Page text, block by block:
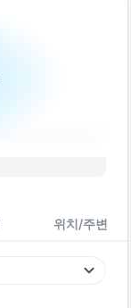
위치/주변